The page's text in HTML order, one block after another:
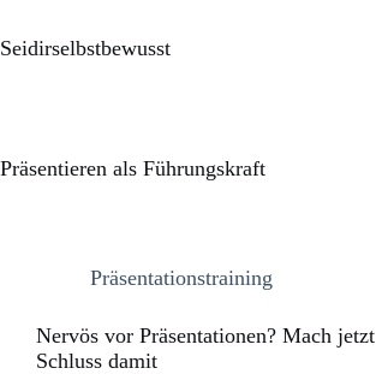
Seidirselbstbewusst
Präsentieren als Führungskraft
Präsentationstraining
Nervös vor Präsentationen? Mach jetzt
Schluss damit